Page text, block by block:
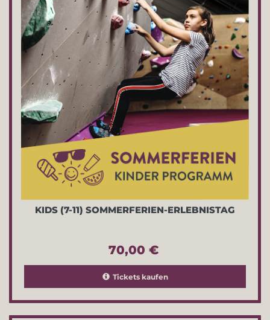
KIDS (7-11) SOMMERFERIEN-ERLEBNISTAG
70,00 €
Tickets kaufen